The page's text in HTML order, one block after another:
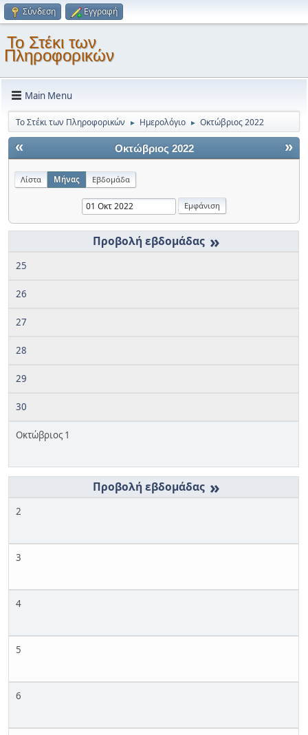
Σύνδεση Εγγραφή
Το Στέκι των
Πληροφορικών
Main Menu
Το Στέκι των Πληροφορικών ► Ημερολόγιο ► Οκτώβριος 2022
« »
Οκτώβριος 2022
Λίστα Μήνας Εβδομάδα
»
25
26
27
28
29
30
Οκτώβριος 1
»
2
3
4
5
6